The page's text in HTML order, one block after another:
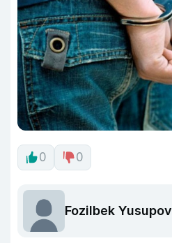
0 0
Fozilbek Yusupov